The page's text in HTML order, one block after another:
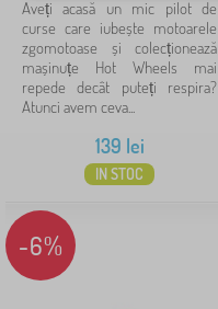
roșu
1
Execuție mobilier
MDF placă
din laminat
1
Aveți acasă un mic pilot de
curse care iubește motoarele
zgomotoase și colecționează
mașinuțe Hot Wheels mai
repede decât puteți respira?
Atunci avem ceva...
139 lei
IN STOC
-6%